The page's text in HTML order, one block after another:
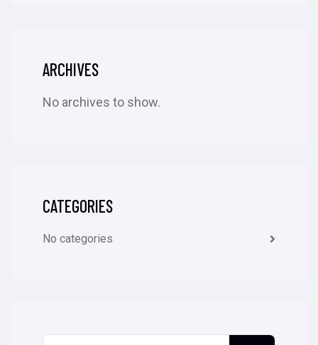
ARCHIVES
No archives to show.
CATEGORIES
No categories